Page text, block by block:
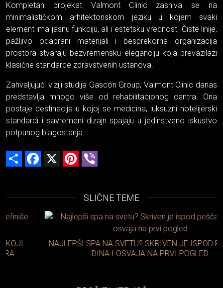
Kompletan projekat Valmont Clinic zasniva se na
minimalističkom arhitektonskom jeziku u kojem svaki
element ima jasnu funkciju, ali i estetsku vrednost. Čiste linije,
pažljivo odabrani materijali i besprekorna organizacija
prostora stvaraju bezvremensku eleganciju koja prevazilazi
klasične standarde zdravstvenih ustanova.
Zahvaljujući viziji studija Gascón Group, Valmont Clinic danas
predstavlja mnogo više od rehabilitacionog centra. Ona
postaje destinacija u kojoj se medicina, luksuzni hotelijerski
standardi i savremeni dizajn spajaju u jedinstveno iskustvo
potpunog blagostanja.
Share Facebook Pinterest
SLIČNE TEME
NAJLEPŠI SPA NA SVETU? SKRIVEN JE ISPOD PEŠČANIH
DINA I OSVAJA NA PRVI POGLED